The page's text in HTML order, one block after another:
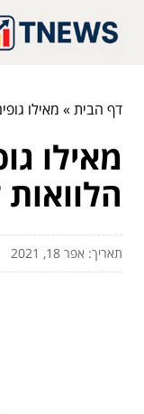
דף הבית» מאילו
מאילו
תאריך: אפר 18, 2021